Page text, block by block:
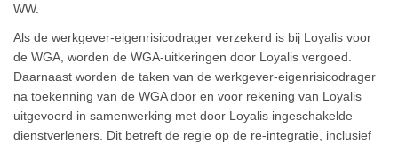
WW.
Als de werkgever-eigenrisicodrager verzekerd is bij Loyalis voor
de WGA, worden de WGA-uitkeringen door Loyalis vergoed.
Daarnaast worden de taken van de werkgever-eigenrisicodrager
na toekenning van de WGA door en voor rekening van Loyalis
uitgevoerd in samenwerking met door Loyalis ingeschakelde
dienstverleners. Dit betreft de regie op de re-integratie, inclusief